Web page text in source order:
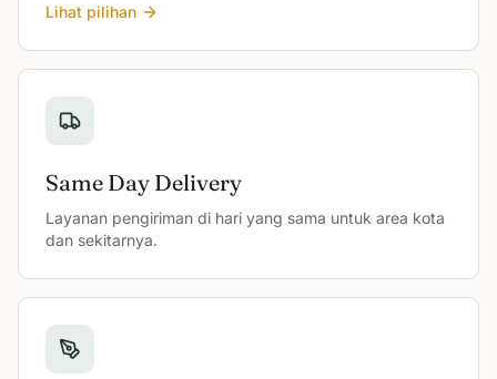
Lihat pilihan
Same Day Delivery
Layanan pengiriman di hari yang sama untuk area kota
dan sekitarnya.